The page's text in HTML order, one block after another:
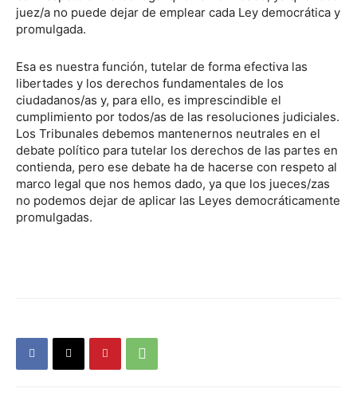
juez/a no puede dejar de emplear cada Ley democrática y
promulgada.
Esa es nuestra función, tutelar de forma efectiva las
libertades y los derechos fundamentales de los
ciudadanos/as y, para ello, es imprescindible el
cumplimiento por todos/as de las resoluciones judiciales.
Los Tribunales debemos mantenernos neutrales en el
debate político para tutelar los derechos de las partes en
contienda, pero ese debate ha de hacerse con respeto al
marco legal que nos hemos dado, ya que los jueces/zas
no podemos dejar de aplicar las Leyes democráticamente
promulgadas.